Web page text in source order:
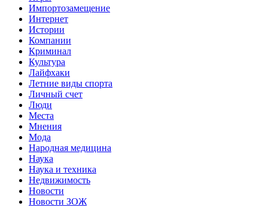
Импортозамещение
Интернет
Истории
Компании
Криминал
Культура
Лайфхаки
Летние виды спорта
Личный счет
Люди
Места
Мнения
Мода
Народная медицина
Наука
Наука и техника
Недвижимость
Новости
Новости ЗОЖ